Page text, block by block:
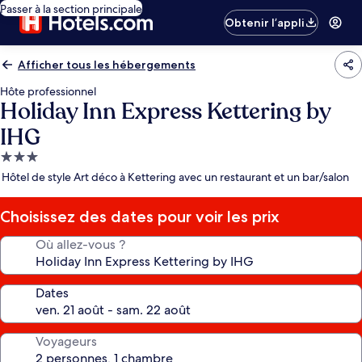
Passer à la section principale
Obtenir l’appli
Afficher tous les hébergements
Hôte professionnel
Holiday Inn Express Kettering by
IHG
Hébergement
3.0 étoiles
Hôtel de style Art déco à Kettering avec un restaurant et un bar/salon
Choisissez des dates pour voir les prix
Où allez-vous ?
Dates
Voyageurs